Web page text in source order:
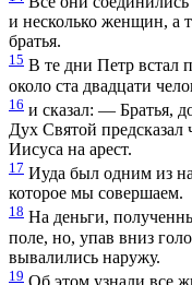
и несколько женщин, а
братья.
15 В те дни Петр встал
около ста двадцати
16 и сказал: — Братья,
Дух Святой предсказал
Иисуса на арест.
17 Иуда был одним из
которое мы совершаем.
18 На деньги,
поле, но, упав вниз
вывалились наружу.
19